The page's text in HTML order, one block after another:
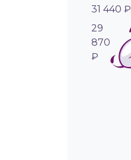
31 440 ₽
29
870
₽